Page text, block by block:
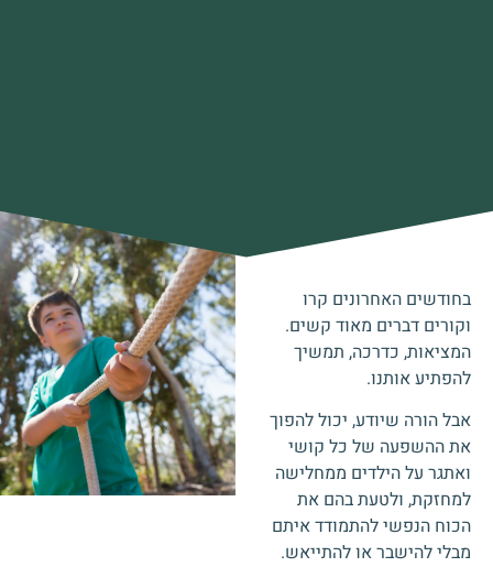
בחודשים האחרונים קרו
וקורים דברים מאוד קשים.
המציאות, כדרכה, תמשיך
להפתיע אותנו.
אבל הורה שיודע, יכול להפוך
את ההשפעה של כל קושי
ואתגר על הילדים ממחלישה
למחזקת, ולטעת בהם את
הכוח הנפשי להתמודד איתם
מבלי להישבר או להתייאש.